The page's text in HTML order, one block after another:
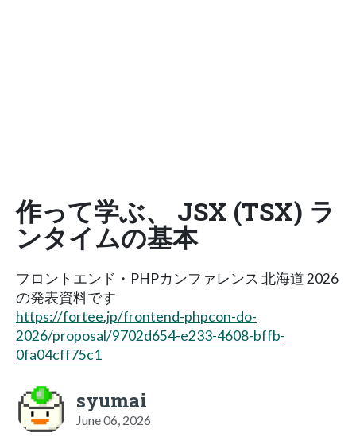
作って学ぶ、 JSX (TSX) ラ
ンタイムの基本
フロントエンド・PHPカンファレンス 北海道 2026
の発表資料です
https://fortee.jp/frontend-phpcon-do-
2026/proposal/9702d654-e233-4608-bffb-
0fa04cff75c1
syumai
June 06, 2026